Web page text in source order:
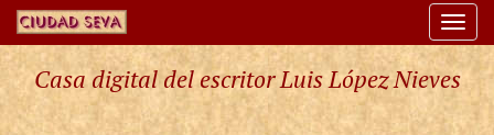
Casa digital del escritor Luis López Nieves